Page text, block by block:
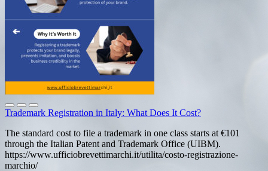
Trademark Registration in Italy: What Does It Cost?
The standard cost to file a trademark in one class starts at €101
through the Italian Patent and Trademark Office (UIBM).
https://www.ufficiobrevettimarchi.it/utilita/costo-registrazione-
marchio/